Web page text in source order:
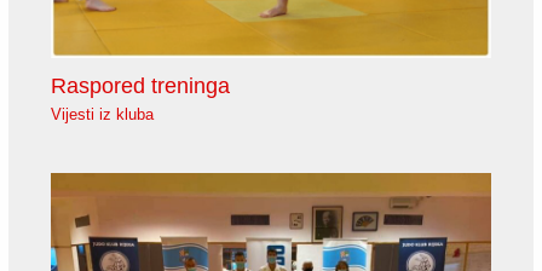
Raspored treninga
Vijesti iz kluba